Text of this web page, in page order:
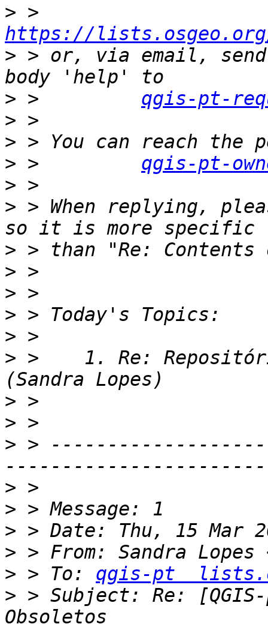
>
https://
> > or, via email, send
> > qgis-pt-
>
>
> > qgis-pt-
>
> > When replying,
>
>
>
>
>
> >    1. Re:
>
>
> >
>
>
>
> > From: Sandra Lopes
> > To: qgis-pt
> > Subject: Re: